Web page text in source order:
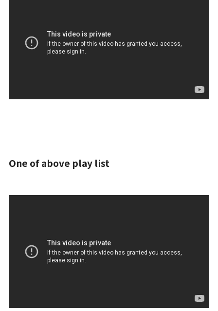
One of above play list